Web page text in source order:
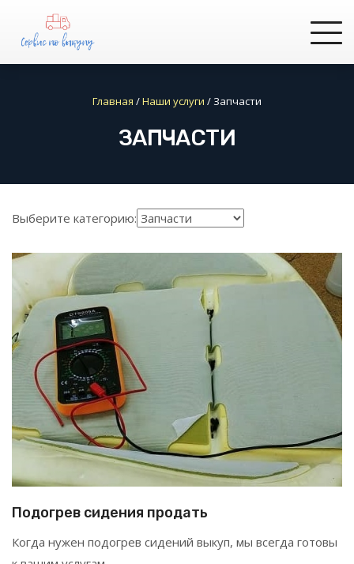
Главная /Наши услуги / Запчасти
ЗАПЧАСТИ
Выберите категорию:
Подогрев сидения продать
Когда нужен подогрев сидений выкуп, мы всегда готовы